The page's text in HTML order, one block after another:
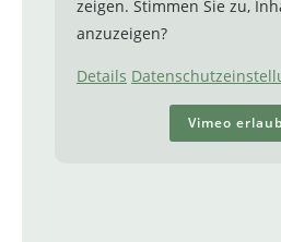
zeigen. Stimmen Sie zu,
anzuzeigen?
Details
Vimeo